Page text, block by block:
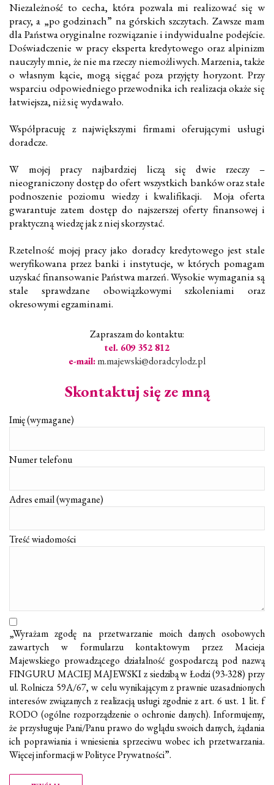
Niezależność to cecha, która pozwala mi realizować się w
pracy, a „po godzinach” na górskich szczytach. Zawsze mam
dla Państwa oryginalne rozwiązanie i indywidualne podejście.
Doświadczenie w pracy eksperta kredytowego oraz alpinizm
nauczyły mnie, że nie ma rzeczy niemożliwych. Marzenia, także
o własnym kącie, mogą sięgać poza przyjęty horyzont. Przy
wsparciu odpowiedniego przewodnika ich realizacja okaże się
łatwiejsza, niż się wydawało.
Współpracuję z największymi firmami oferującymi usługi
doradcze.
W mojej pracy najbardziej liczą się dwie rzeczy –
nieograniczony dostęp do ofert wszystkich banków oraz stałe
podnoszenie poziomu wiedzy i kwalifikacji. Moja oferta
gwarantuje zatem dostęp do najszerszej oferty finansowej i
praktyczną wiedzę jak z niej skorzystać.
Rzetelność mojej pracy jako doradcy kredytowego jest stale
weryfikowana przez banki i instytucje, w których pomagam
uzyskać finansowanie Państwa marzeń. Wysokie wymagania są
stale sprawdzane obowiązkowymi szkoleniami oraz
okresowymi egzaminami.
Zapraszam do kontaktu:
tel. 609 352 812
e-mail:m.majewski@doradcylodz.pl
Skontaktuj się ze mną
Imię (wymagane)
Numer telefonu
Adres email (wymagane)
Treść wiadomości
„Wyrażam zgodę na przetwarzanie moich danych osobowych
zawartych w formularzu kontaktowym przez Macieja
Majewskiego prowadzącego działalność gospodarczą pod nazwą
FINGURU MACIEJ MAJEWSKI z siedzibą w Łodzi (93-328) przy
ul. Rolnicza 59A/67, w celu wynikającym z prawnie uzasadnionych
interesów związanych z realizacją usługi zgodnie z art. 6 ust. 1 lit. f
RODO (ogólne rozporządzenie o ochronie danych). Informujemy,
że przysługuje Pani/Panu prawo do wglądu swoich danych, żądania
ich poprawiania i wniesienia sprzeciwu wobec ich przetwarzania.
Więcej informacji w Polityce Prywatności”.